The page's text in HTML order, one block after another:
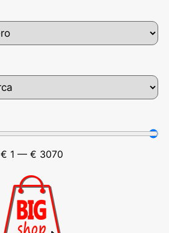
€ 1 — € 3070